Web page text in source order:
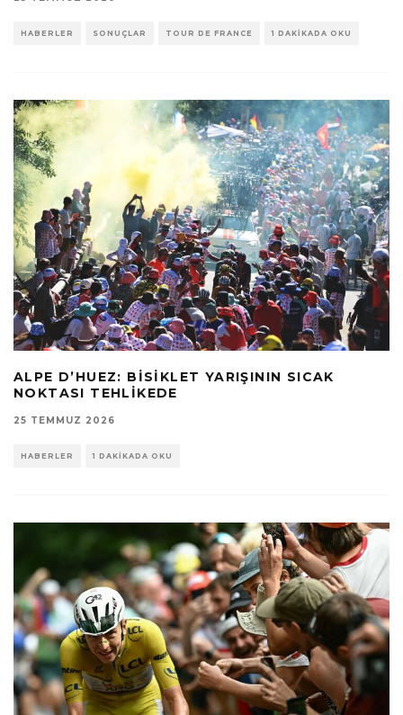
HABERLER SONUÇLAR TOUR DE FRANCE 1 DAKIKADA OKU
ALPE D’HUEZ: BISIKLET YARIŞININ SICAK
NOKTASI TEHLIKEDE
25 TEMMUZ 2026
HABERLER 1 DAKIKADA OKU